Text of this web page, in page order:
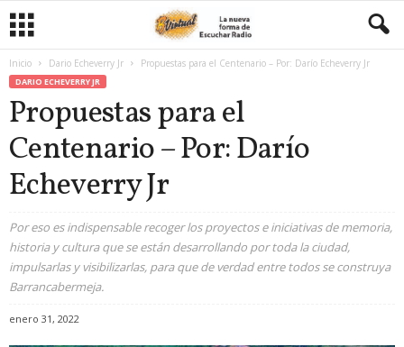
Inicio Dario Echeverry Jr Propuestas para el Centenario – Por: Darío Echeverry Jr
DARIO ECHEVERRY JR
Propuestas para el
Centenario – Por: Darío
Echeverry Jr
Por eso es indispensable recoger los proyectos e iniciativas de memoria,
historia y cultura que se están desarrollando por toda la ciudad,
impulsarlas y visibilizarlas, para que de verdad entre todos se construya
Barrancabermeja.
enero 31, 2022